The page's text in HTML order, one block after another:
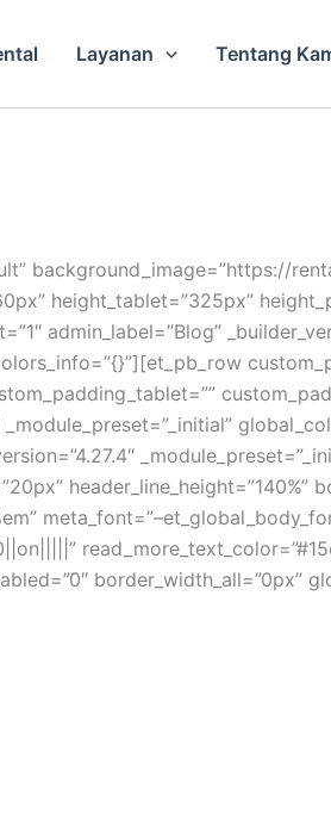
Layanan Tentang
background_image=”https://
height_tablet=”325px”
admin_label=”Blog”
header_line_height=”140%”
border_width_all=”0px”